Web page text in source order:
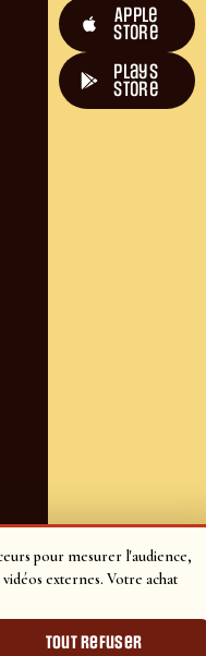
pour mesurer l'audience,
externes. Votre achat
Tout refuser
Apple
Store
plays
store